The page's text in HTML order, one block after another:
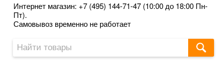
Интернет магазин: +7 (495) 144-71-47 (10:00 до 18:00 Пн-
Пт).
Самовывоз временно не работает